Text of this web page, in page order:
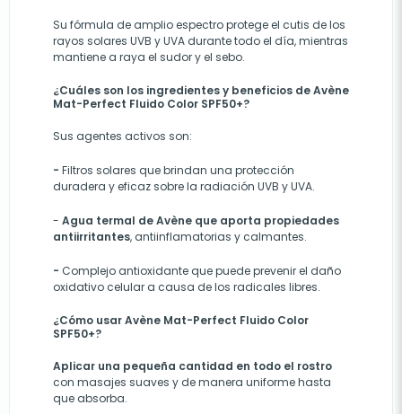
Su fórmula de amplio espectro protege el cutis de los
rayos solares UVB y UVA durante todo el día, mientras
mantiene a raya el sudor y el sebo.
¿Cuáles son los ingredientes y beneficios de Avène
Mat-Perfect Fluido Color SPF50+?
Sus agentes activos son:
- Filtros solares que brindan una protección
duradera y eficaz sobre la radiación UVB y UVA.
- Agua termal de Avène que aporta propiedades
antiirritantes, antiinflamatorias y calmantes.
- Complejo antioxidante que puede prevenir el daño
oxidativo celular a causa de los radicales libres.
¿Cómo usar Avène Mat-Perfect Fluido Color
SPF50+?
Aplicar una pequeña cantidad en todo el rostro
con masajes suaves y de manera uniforme hasta
que absorba.